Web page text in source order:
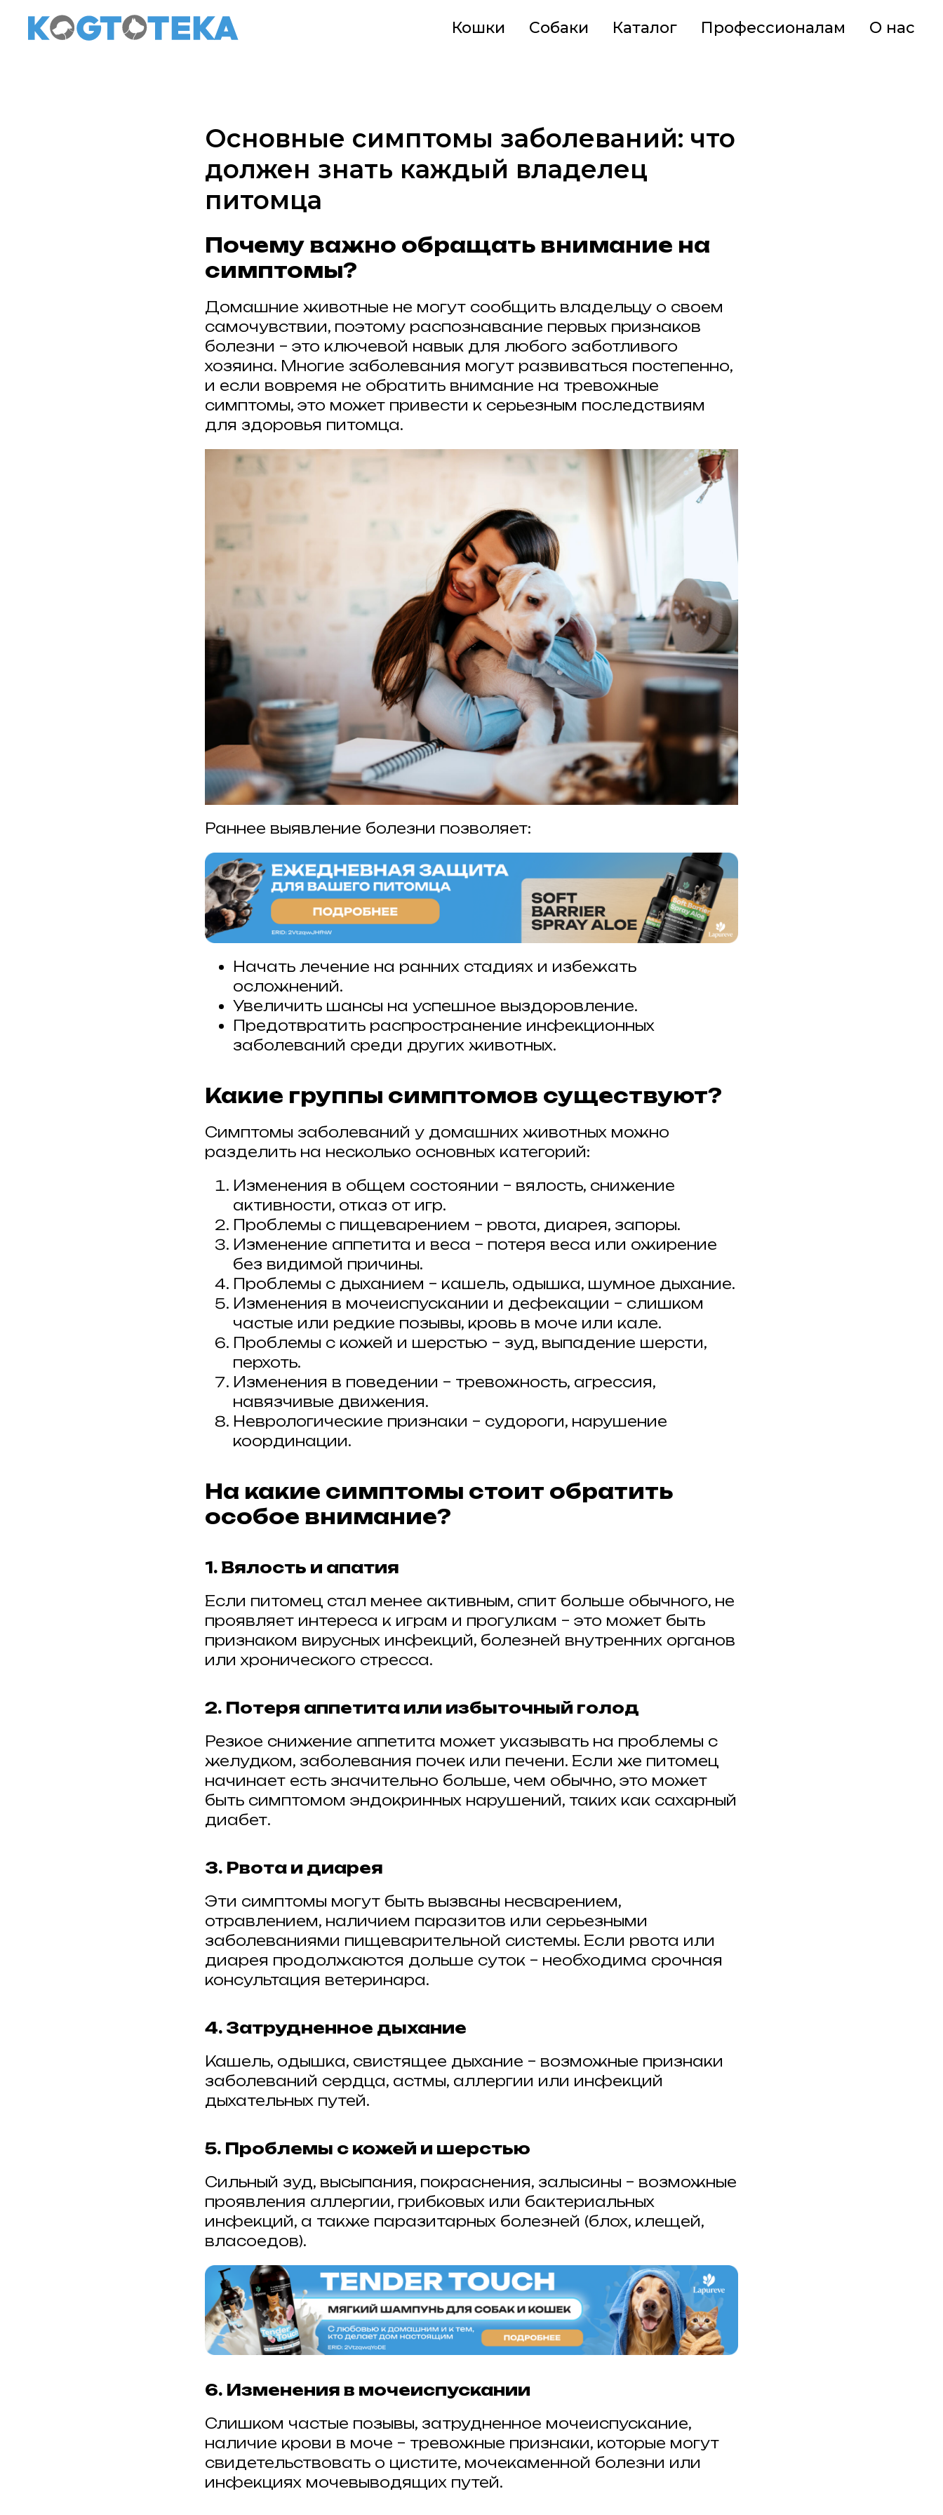
Кошки Собаки Каталог Профессионалам О нас
Основные симптомы заболеваний: что
должен знать каждый владелец
питомца
Почему важно обращать внимание на
симптомы?
Домашние животные не могут сообщить владельцу о своем
самочувствии, поэтому распознавание первых признаков
болезни – это ключевой навык для любого заботливого
хозяина. Многие заболевания могут развиваться постепенно,
и если вовремя не обратить внимание на тревожные
симптомы, это может привести к серьезным последствиям
для здоровья питомца.
Раннее выявление болезни позволяет:
Начать лечение на ранних стадиях и избежать
осложнений.
Увеличить шансы на успешное выздоровление.
Предотвратить распространение инфекционных
заболеваний среди других животных.
Какие группы симптомов существуют?
Симптомы заболеваний у домашних животных можно
разделить на несколько основных категорий:
Изменения в общем состоянии – вялость, снижение
активности, отказ от игр.
Проблемы с пищеварением – рвота, диарея, запоры.
Изменение аппетита и веса – потеря веса или ожирение
без видимой причины.
Проблемы с дыханием – кашель, одышка, шумное дыхание.
Изменения в мочеиспускании и дефекации – слишком
частые или редкие позывы, кровь в моче или кале.
Проблемы с кожей и шерстью – зуд, выпадение шерсти,
перхоть.
Изменения в поведении – тревожность, агрессия,
навязчивые движения.
Неврологические признаки – судороги, нарушение
координации.
На какие симптомы стоит обратить
особое внимание?
1. Вялость и апатия
Если питомец стал менее активным, спит больше обычного, не
проявляет интереса к играм и прогулкам – это может быть
признаком вирусных инфекций, болезней внутренних органов
или хронического стресса.
2. Потеря аппетита или избыточный голод
Резкое снижение аппетита может указывать на проблемы с
желудком, заболевания почек или печени. Если же питомец
начинает есть значительно больше, чем обычно, это может
быть симптомом эндокринных нарушений, таких как сахарный
диабет.
3. Рвота и диарея
Эти симптомы могут быть вызваны несварением,
отравлением, наличием паразитов или серьезными
заболеваниями пищеварительной системы. Если рвота или
диарея продолжаются дольше суток – необходима срочная
консультация ветеринара.
4. Затрудненное дыхание
Кашель, одышка, свистящее дыхание – возможные признаки
заболеваний сердца, астмы, аллергии или инфекций
дыхательных путей.
5. Проблемы с кожей и шерстью
Сильный зуд, высыпания, покраснения, залысины – возможные
проявления аллергии, грибковых или бактериальных
инфекций, а также паразитарных болезней (блох, клещей,
власоедов).
6. Изменения в мочеиспускании
Слишком частые позывы, затрудненное мочеиспускание,
наличие крови в моче – тревожные признаки, которые могут
свидетельствовать о цистите, мочекаменной болезни или
инфекциях мочевыводящих путей.